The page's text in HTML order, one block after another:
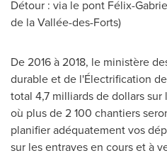
Détour : via le pont Félix-
de la Vallée-des-Forts)
De 2016 à 2018, le ministère
durable et de l'Électrification
total 4,7 milliards de dollars
où plus de 2 100 chantiers
planifier adéquatement vos
sur les entraves en cours et à